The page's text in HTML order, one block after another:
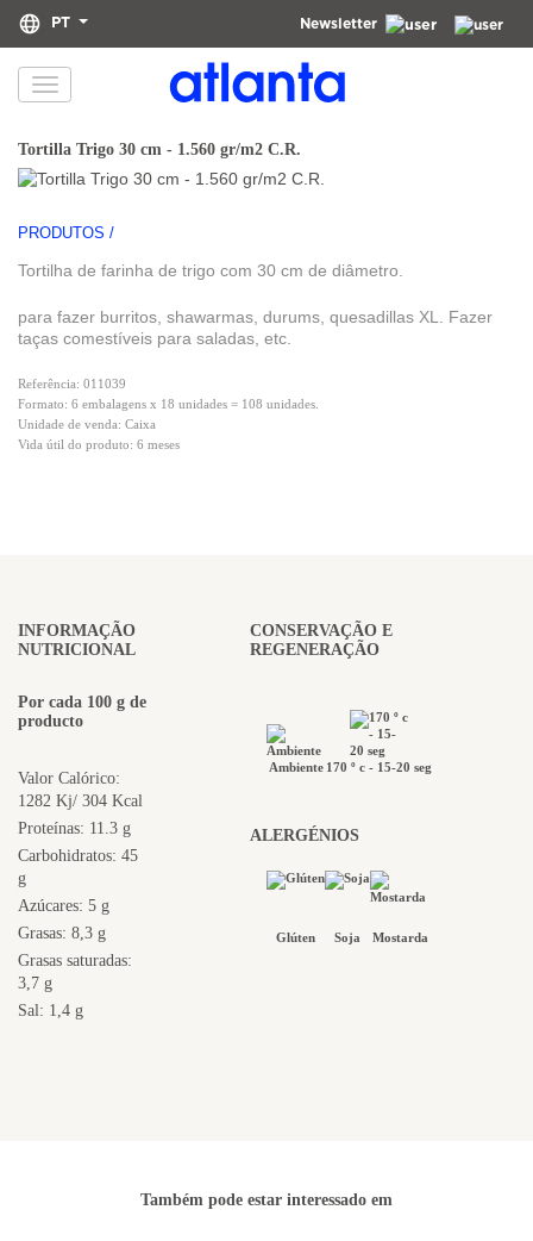
PT Newsletter
Informamos que os seus dados pessoais serão tratados pela atlanta Restauración Temática S.L.,
com o objetivo de lhe enviar a nossa newsletter. Poderá exercer, a qualquer momento, os seus
Tortilla Trigo 30 cm - 1.560 gr/m2 C.R.
PRODUTOS /
Tortilha de farinha de trigo com 30 cm de diâmetro.
para fazer burritos, shawarmas, durums, quesadillas XL. Fazer
taças comestíveis para saladas, etc.
Referência: 011039
Formato: 6 embalagens x 18 unidades = 108 unidades.
Unidade de venda: Caixa
Vida útil do produto: 6 meses
INFORMAÇÃO
NUTRICIONAL
Por cada 100 g de
producto
Valor Calórico:
1282 Kj/ 304 Kcal
Proteínas: 11.3 g
Carbohidratos: 45
g
Azúcares: 5 g
Grasas: 8,3 g
Grasas saturadas:
3,7 g
Sal: 1,4 g
CONSERVAÇÃO E
REGENERAÇÃO
Ambiente 170 º c - 15-20 seg
ALERGÉNIOS
Glúten Soja Mostarda
Também pode estar interessado em